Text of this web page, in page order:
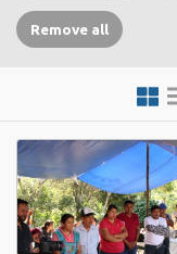
Remove all